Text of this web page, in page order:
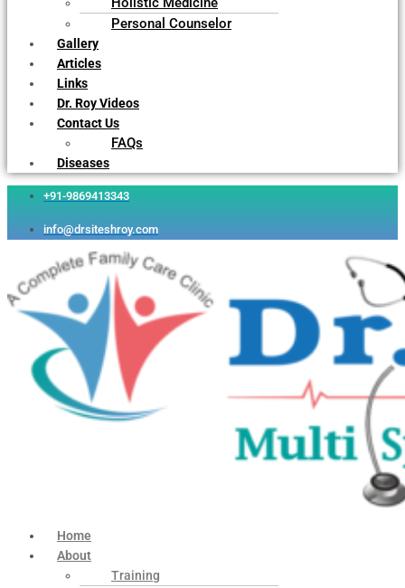
Personal Counselor
Gallery
Articles
Links
Dr. Roy Videos
Contact Us
FAQs
Diseases
+91-9869413343
info@drsiteshroy.com
Home
About
Training